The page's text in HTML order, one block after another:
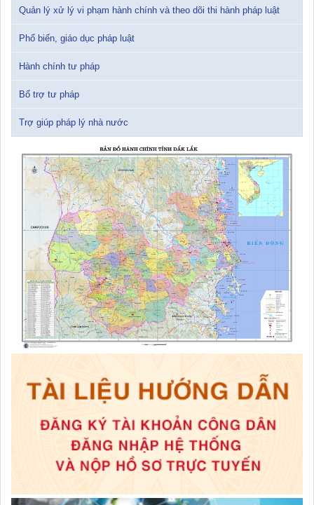
Sổ tay tìm hiểu các quy định pháp luật về đăng ký doanh nghiệp và
pháp luật thuế thu nhập cá nhân
Đắk Lắk: Quyết tâm thực hiện hiệu quả Kế hoạch phòng, chống
24/10/2025 17:14:42
Quản lý xử lý vi phạm hành chính và theo dõi thi hành pháp luật
Phổ biến, giáo dục pháp luật
Hành chính tư pháp
Bổ trợ tư pháp
Trợ giúp pháp lý nhà nước